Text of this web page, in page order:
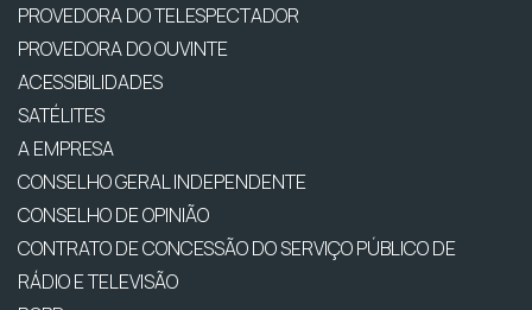
PROVEDORA DO TELESPECTADOR
PROVEDORA DO OUVINTE
ACESSIBILIDADES
SATÉLITES
A EMPRESA
CONSELHO GERAL INDEPENDENTE
CONSELHO DE OPINIÃO
CONTRATO DE CONCESSÃO DO SERVIÇO PÚBLICO DE
RÁDIO E TELEVISÃO